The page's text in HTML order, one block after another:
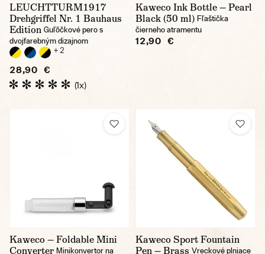
LEUCHTTURM1917
Drehgriffel Nr. 1 Bauhaus
Edition Guľôčkové pero s
dvojfarebným dizajnom
+ 2
28,90 €
(1x)
Kaweco Ink Bottle — Pearl
Black (50 ml) Fľaštička
čierneho atramentu
12,90 €
Kaweco — Foldable Mini
Converter Minikonvertor na
Kaweco Sport Fountain
Pen — Brass Vreckové plniace